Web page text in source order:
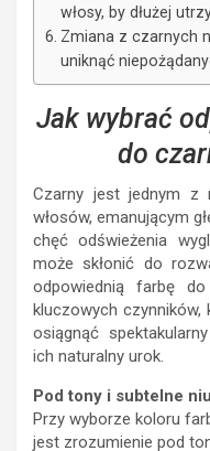
włosy, by dłużej
Zmiana z czarnych
uniknąć
Jak wybrać
do
Czarny jest jednym z
włosów, emanującym
chęć odświeżenia
może skłonić do
odpowiednią farbę
kluczowych
osiągnąć
ich naturalny urok.
Pod tony i subtelne
Przy wyborze koloru
jest zrozumienie pod